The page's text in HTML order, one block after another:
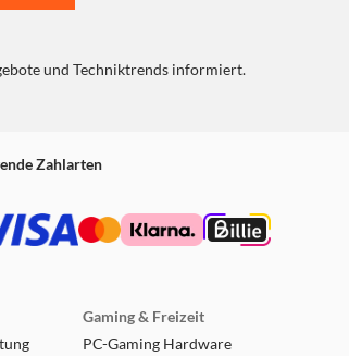
und Techniktrends informiert.
Zahlarten
Gaming & Freizeit
PC-Gaming Hardware